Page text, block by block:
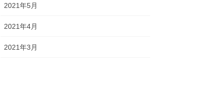
2021年5月
2021年4月
2021年3月